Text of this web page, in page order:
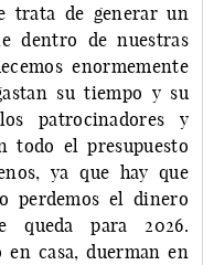
trata de generar un
dentro de nuestras
enormemente
su tiempo y su
patrocinadores y
todo el presupuesto
ya que hay que
perdemos el dinero
queda para 2026.
casa, duerman en